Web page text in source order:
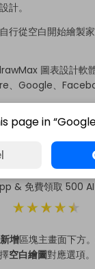
計。
自行從空白開始繪製
圖表設計軟
、Google、
& 免費領取 500
新增區塊主畫面下方
空白繪圖對應選項。
page in “Google